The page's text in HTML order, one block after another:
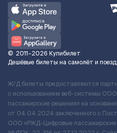
© 2011–2026 Купибилет
Дешёвые билеты на самолёт и
Ж/Д билеты предоставляются
с использованием веб-системы
пассажирские решения» на
от 04.04.2024 заключенного с
ООО «РЖД-Цифровые